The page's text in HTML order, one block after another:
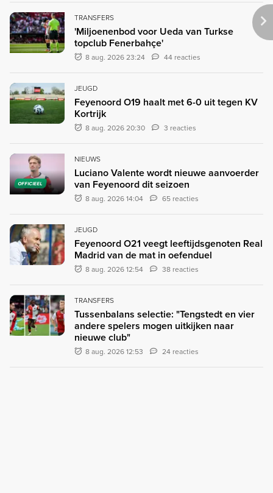
TRANSFERS
'Miljoenenbod voor Ueda van Turkse
topclub Fenerbahçe'
8 aug. 2026 23:24 44 reacties
JEUGD
Feyenoord O19 haalt met 6-0 uit tegen KV
Kortrijk
8 aug. 2026 20:30 3 reacties
OFFICIEEL
NIEUWS
Luciano Valente wordt nieuwe aanvoerder
van Feyenoord dit seizoen
8 aug. 2026 14:04 65 reacties
JEUGD
Feyenoord O21 veegt leeftijdsgenoten Real
Madrid van de mat in oefenduel
8 aug. 2026 12:54 38 reacties
TRANSFERS
Tussenbalans selectie: "Tengstedt en vier
andere spelers mogen uitkijken naar
nieuwe club"
8 aug. 2026 12:53 24 reacties